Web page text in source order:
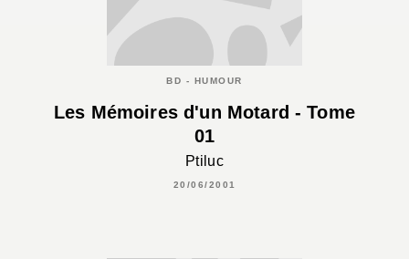
BD - HUMOUR
Les Mémoires d'un Motard - Tome
01
Ptiluc
20/06/2001